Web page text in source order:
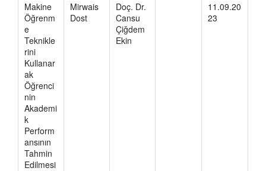
Makine
Öğrenm
e
Teknikle
rini
Kullanar
ak
Öğrenci
nin
Akademi
k
Perform
ansının
Tahmin
Edilmesi
Mirwais
Dost
Doç. Dr.
Cansu
Çiğdem
Ekin
11.09.20
23